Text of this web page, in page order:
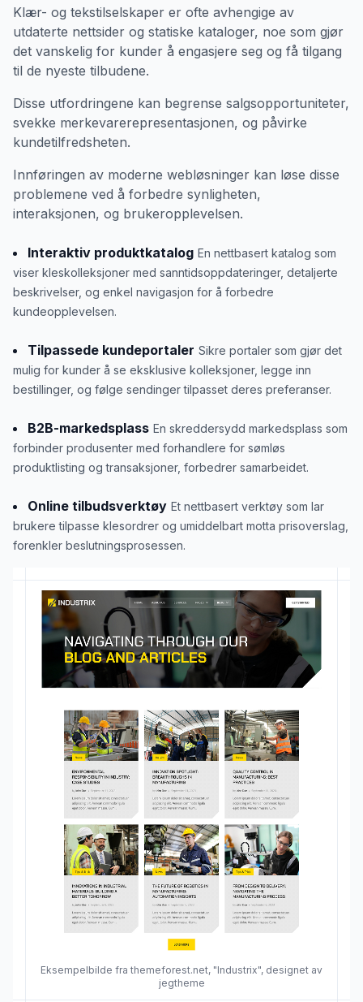
Eksempelbilde fra themeforest.net, "Industrix", designet av
jegtheme
Klær- og tekstilselskaper er ofte avhengige av
utdaterte nettsider og statiske kataloger, noe som gjør
det vanskelig for kunder å engasjere seg og få tilgang
til de nyeste tilbudene.
Disse utfordringene kan begrense salgsopportuniteter,
svekke merkevarerepresentasjonen, og påvirke
kundetilfredsheten.
Innføringen av moderne webløsninger kan løse disse
problemene ved å forbedre synligheten,
interaksjonen, og brukeropplevelsen.
Interaktiv produktkatalog En nettbasert katalog som
viser kleskolleksjoner med sanntidsoppdateringer, detaljerte
beskrivelser, og enkel navigasjon for å forbedre
kundeopplevelsen.
Tilpassede kundeportaler Sikre portaler som gjør det
mulig for kunder å se eksklusive kolleksjoner, legge inn
bestillinger, og følge sendinger tilpasset deres preferanser.
B2B-markedsplass En skreddersydd markedsplass som
forbinder produsenter med forhandlere for sømløs
produktlisting og transaksjoner, forbedrer samarbeidet.
Online tilbudsverktøy Et nettbasert verktøy som lar
brukere tilpasse klesordrer og umiddelbart motta prisoverslag,
forenkler beslutningsprosessen.